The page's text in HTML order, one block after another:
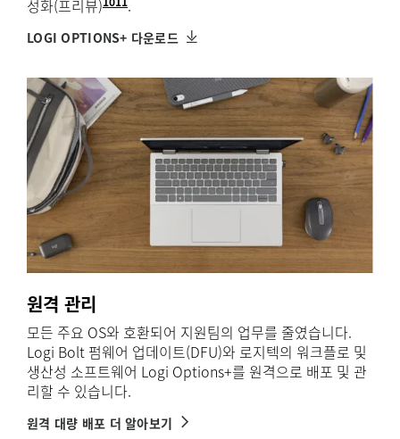
성화(프리뷰)
Copilot in Windows(프리뷰)는 일부 글로벌
logitech.com/optionsplus에서 다운로드
.
LOGI OPTIONS+ 다운로드
원격 관리
모든 주요 OS와 호환되어 지원팀의 업무를 줄였습니다.
Logi Bolt 펌웨어 업데이트(DFU)와 로지텍의 워크플로 및
생산성 소프트웨어 Logi Options+를 원격으로 배포 및 관
리할 수 있습니다.
원격 대량 배포 더 알아보기